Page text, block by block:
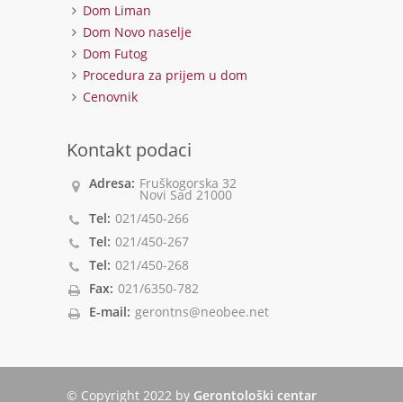
Dom Liman
Dom Novo naselje
Dom Futog
Procedura za prijem u dom
Cenovnik
Kontakt podaci
Adresa: Fruškogorska 32
Novi Sad 21000
Tel: 021/450-266
Tel: 021/450-267
Tel: 021/450-268
Fax: 021/6350-782
E-mail: gerontns@neobee.net
© Copyright 2022 by Gerontološki centar